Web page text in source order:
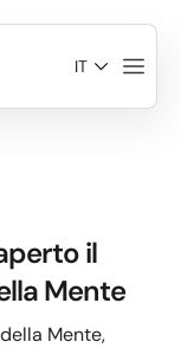
IT
il
Mente
Mente,